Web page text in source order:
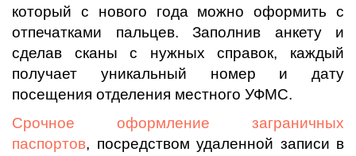
который с нового года можно оформить с
отпечатками пальцев. Заполнив анкету и
сделав сканы с нужных справок, каждый
получает уникальный номер и дату
посещения отделения местного УФМС.
Срочное оформление заграничных
паспортов, посредством удаленной записи в